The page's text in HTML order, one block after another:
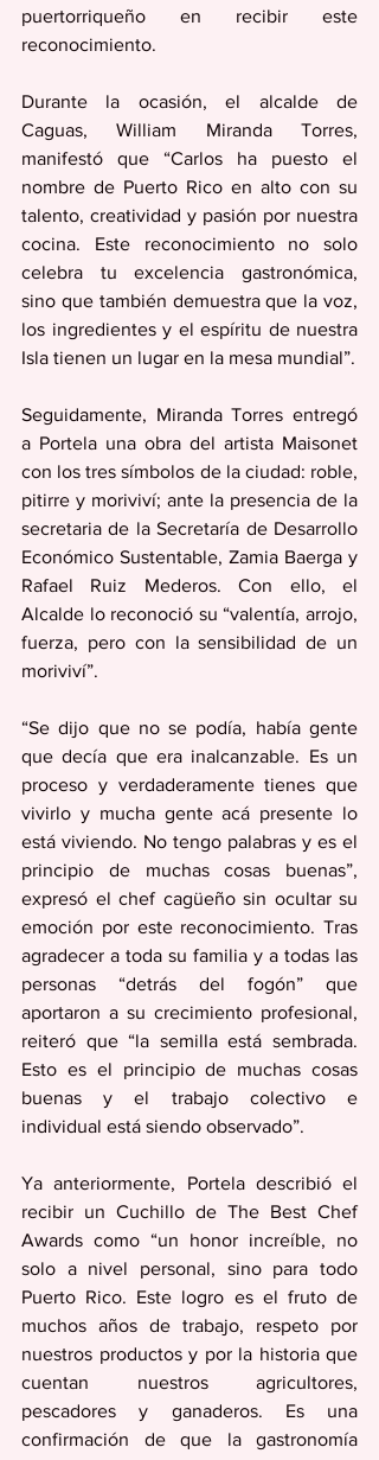
puertorriqueño en recibir este
reconocimiento.
Durante la ocasión, el alcalde de
Caguas, William Miranda Torres,
manifestó que “Carlos ha puesto el
nombre de Puerto Rico en alto con su
talento, creatividad y pasión por nuestra
cocina. Este reconocimiento no solo
celebra tu excelencia gastronómica,
sino que también demuestra que la voz,
los ingredientes y el espíritu de nuestra
Isla tienen un lugar en la mesa mundial”.
Seguidamente, Miranda Torres entregó
a Portela una obra del artista Maisonet
con los tres símbolos de la ciudad: roble,
pitirre y moriviví; ante la presencia de la
secretaria de la Secretaría de Desarrollo
Económico Sustentable, Zamia Baerga y
Rafael Ruiz Mederos. Con ello, el
Alcalde lo reconoció su “valentía, arrojo,
fuerza, pero con la sensibilidad de un
moriviví”.
“Se dijo que no se podía, había gente
que decía que era inalcanzable. Es un
proceso y verdaderamente tienes que
vivirlo y mucha gente acá presente lo
está viviendo. No tengo palabras y es el
principio de muchas cosas buenas”,
expresó el chef cagüeño sin ocultar su
emoción por este reconocimiento. Tras
agradecer a toda su familia y a todas las
personas “detrás del fogón” que
aportaron a su crecimiento profesional,
reiteró que “la semilla está sembrada.
Esto es el principio de muchas cosas
buenas y el trabajo colectivo e
individual está siendo observado”.
Ya anteriormente, Portela describió el
recibir un Cuchillo de The Best Chef
Awards como “un honor increíble, no
solo a nivel personal, sino para todo
Puerto Rico. Este logro es el fruto de
muchos años de trabajo, respeto por
nuestros productos y por la historia que
cuentan nuestros agricultores,
pescadores y ganaderos. Es una
confirmación de que la gastronomía